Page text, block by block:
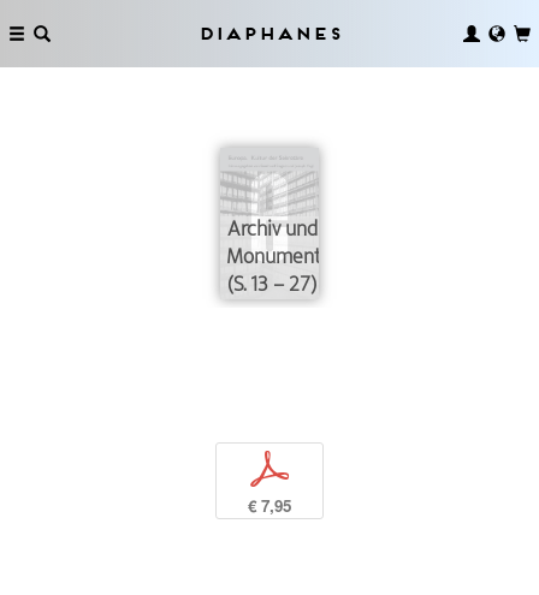
Diaphanes
Archiv und
Monument
(S. 13 – 27)
p
€ 7,95